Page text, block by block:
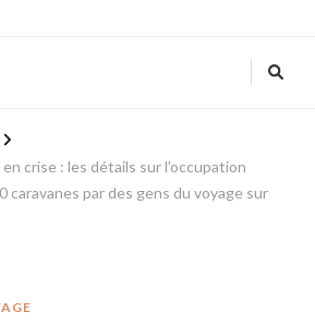
crise : les détails sur l’occupation
caravanes par des gens du voyage sur